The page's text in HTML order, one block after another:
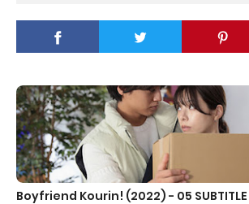
Boyfriend Kourin! (2022) - 05 SUBTITLE